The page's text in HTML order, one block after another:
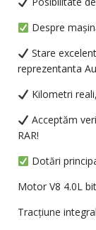
Despre
Stare
reprezentanta
Kilometri
Acceptăm
RAR!
Dotări
Motor V8 4.0L
Tracțiune